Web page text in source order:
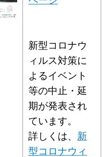
新型コロナウ
ィルス対策に
よるイベント
等の中止・延
期が発表され
ています。
詳しくは、 新
型コロナウィ